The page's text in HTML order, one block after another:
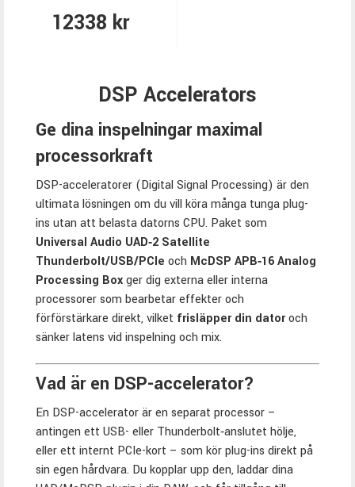
12338 kr
DSP Accelerators
Ge dina inspelningar maximal
processorkraft
DSP-acceleratorer (Digital Signal Processing) är den
ultimata lösningen om du vill köra många tunga plug-
ins utan att belasta datorns CPU. Paket som
Universal Audio UAD‑2 Satellite
Thunderbolt/USB/PCIe och McDSP APB‑16 Analog
Processing Boxger dig externa eller interna
processorer som bearbetar effekter och
förförstärkare direkt, vilket frisläpper din datoroch
sänker latens vid inspelning och mix.
Vad är en DSP-accelerator?
En DSP-accelerator är en separat processor –
antingen ett USB- eller Thunderbolt‑anslutet hölje,
eller ett internt PCIe-kort – som kör plug-ins direkt på
sin egen hårdvara. Du kopplar upp den, laddar dina